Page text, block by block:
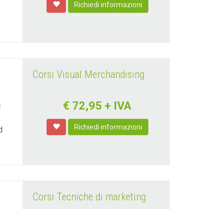
Richiedi informazioni
Corsi Visual Merchandising
€ 72,95 + IVA
Richiedi informazioni
Corsi Tecniche di marketing